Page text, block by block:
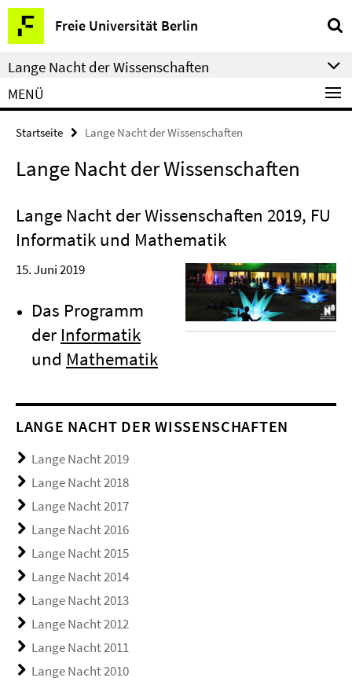
Springe
direkt
zu
Inhalt
Freie Universität Berlin
Service-
Navigation
Lange Nacht der Wissenschaften
MENÜ
Startseite Lange Nacht der Wissenschaften
Lange Nacht der Wissenschaften
Lange Nacht der Wissenschaften 2019, FU
Informatik und Mathematik
15. Juni 2019
Das Programm
der Informatik
und Mathematik
LANGE NACHT DER WISSENSCHAFTEN
Lange Nacht 2019
Lange Nacht 2018
Lange Nacht 2017
Lange Nacht 2016
Lange Nacht 2015
Lange Nacht 2014
Lange Nacht 2013
Lange Nacht 2012
Lange Nacht 2011
Lange Nacht 2010